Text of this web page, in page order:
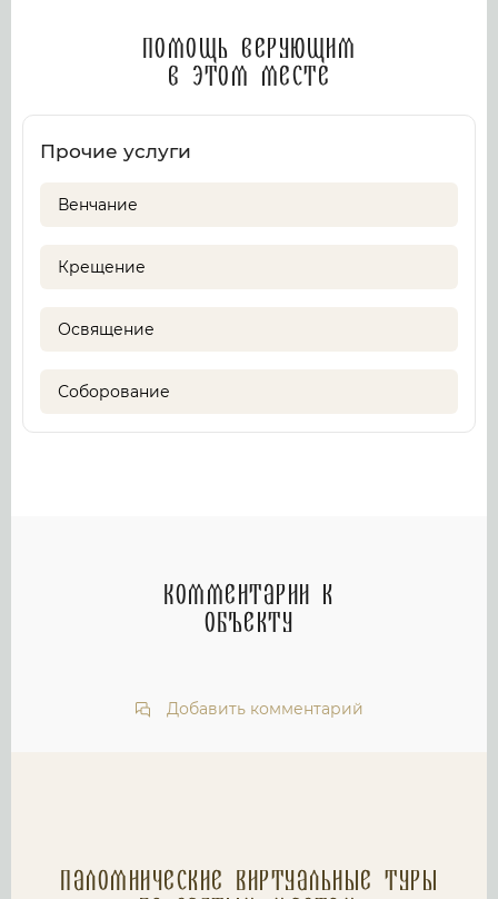
Помощь верующим
в этом месте
Прочие услуги
Венчание
Крещение
Освящение
Соборование
Комментарии к
объекту
Добавить комментарий
Паломнические Виртуальные туры